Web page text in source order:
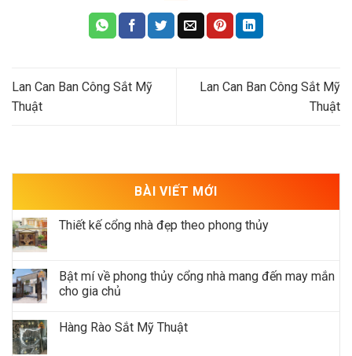
Lan Can Ban Công Sắt Mỹ
Thuật
Lan Can Ban Công Sắt Mỹ
Thuật
BÀI VIẾT MỚI
Thiết kế cổng nhà đẹp theo phong thủy
Bật mí về phong thủy cổng nhà mang đến may mắn
cho gia chủ
Hàng Rào Sắt Mỹ Thuật